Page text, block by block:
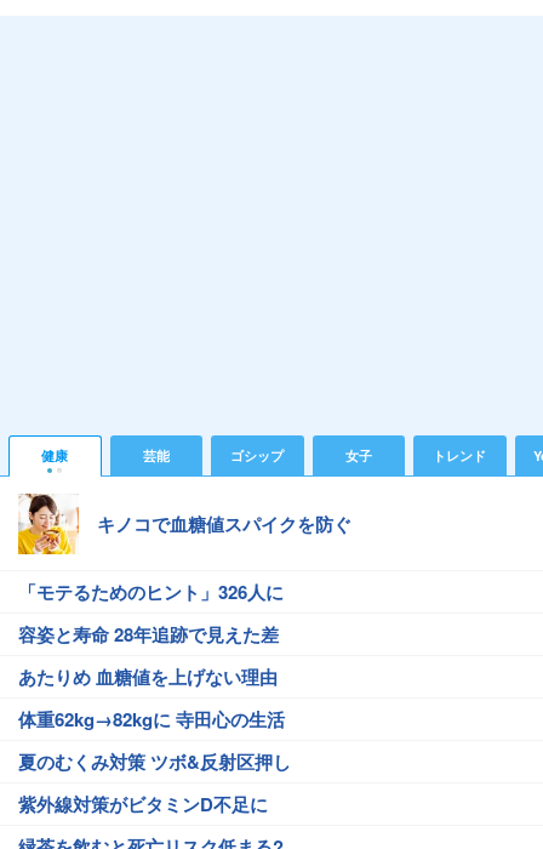
健康 芸能 ゴシップ 女子 トレンド
キノコで血糖値スパイクを防ぐ
「モテるためのヒント」326人に
容姿と寿命 28年追跡で見えた差
あたりめ 血糖値を上げない理由
体重62kg→82kgに 寺田心の生活
夏のむくみ対策 ツボ&反射区押し
紫外線対策がビタミンD不足に